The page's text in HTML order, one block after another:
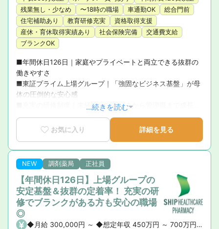
残業無し・少なめ
〜18時の職場 車通勤OK
総合門前
住宅補助あり
教育研修充実
資格取得支援
産休・育休取得実績あり
社会保険完備
交通費支給
ブランクOK
■年間休日126日｜家庭やプライベートと両立できる抜群の
働きやすさ
■東証プライム上場グループ｜「強固なビジネス基盤」が母
体の圧倒的な安心感
■充実の研修制度｜未経験・ブランクから管理職まで成長を
徹底サポート
■育休復帰率100％！｜ライフステージの変化に寄り添う手
厚いサポート体制
■新卒3年定着率95.5％｜「社員が転職活動をしなくていい
環境」を追求した実績
...続きを読む
お気に入り 詳細を見る
NEW 調剤薬局 正社員
【年間休日126日】上場グループの
安定基盤＆抜群の定着率！ 充実の研
修でブランクがある方も安心の職場
◎
◆月給 300,000円 ～ ◆想定年収 450万円 ～ 700万円 ※ご経験や前職の給与を考慮の上、決定いたします。 ◆昇給・賞与 ・昇給： あり ・賞与： あり（年2回）